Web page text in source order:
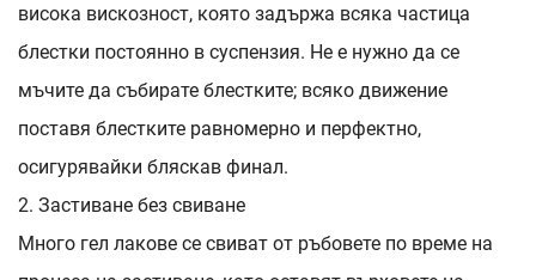
висока вискозност, която задържа всяка частица
блестки постоянно в суспензия. Не е нужно да се
мъчите да събирате блестките; всяко движение
поставя блестките равномерно и перфектно,
осигурявайки бляскав финал.
2. Застиване без свиване
Много гел лакове се свиват от ръбовете по време на